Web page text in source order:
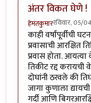
अंतर विकत घेणे !
हेमंतकुमाररविवार, 05/
काही वर्षांपूर्वीची
प्रवासाची आरक्षित
प्रवास होता.
तिकीट रद्द
दोघांनी ठरवले की
जागा कुणाला
गर्दी आणि